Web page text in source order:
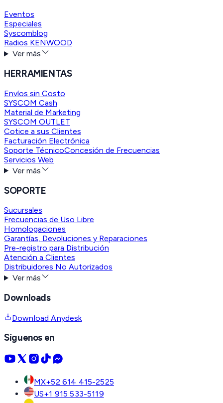
Eventos
Especiales
Syscomblog
Radios KENWOOD
Ver más
HERRAMIENTAS
Envíos sin Costo
SYSCOM Cash
Material de Marketing
SYSCOM OUTLET
Cotice a sus Clientes
Facturación Electrónica
Soporte TécnicoConcesión de Frecuencias
Servicios Web
Ver más
SOPORTE
Sucursales
Frecuencias de Uso Libre
Homologaciones
Garantías, Devoluciones y Reparaciones
Pre-registro para Distribución
Atención a Clientes
Distribuidores No Autorizados
Ver más
Downloads
Download Anydesk
Síguenos en
MX+52 614 415-2525
US+1 915 533-5119